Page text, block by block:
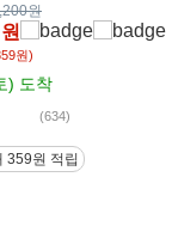
원
원
원)
) 도착
(634)
359원 적립